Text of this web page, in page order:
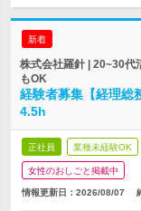
新着
株式会社羅針 | 20~30代
もOK
経験者募集【経理総
4.5h
正社員 業種未経験OK
女性のおしごと掲載中
情報更新日：2026/08/07